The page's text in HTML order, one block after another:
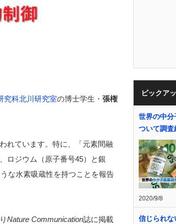
究科北川研究室の博士学生・ 張権
れています。特に、「元素間融
ロジウム（原子番号45）と銀
な水素吸蔵性を持つことを報告
Nature Communication誌に掲載
ピックア
世界の中分
ついて調査
2020/9/8
信じられな